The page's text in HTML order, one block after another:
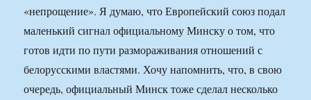
«непрощение». Я думаю, что Европейский союз подал
маленький сигнал официальному Минску о том, что
готов идти по пути размораживания отношений с
белорусскими властями. Хочу напомнить, что, в свою
очередь, официальный Минск тоже сделал несколько